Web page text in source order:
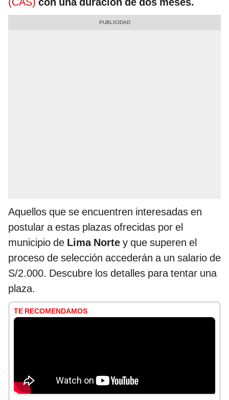
Aquellos que se encuentren interesadas en
postular a estas plazas ofrecidas por el
municipio de Lima Norte y que superen el
proceso de selección accederán a un salario de
S/2.000. Descubre los detalles para tentar una
plaza.
TE RECOMENDAMOS